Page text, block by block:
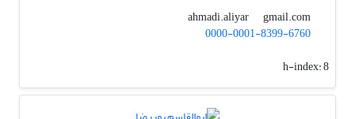
ahmadi.aliyar
gmail.com
0000-0001-8399-6760
h-index:8